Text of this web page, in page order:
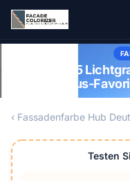
Zum Hauptinhalt springen
RAL 7035
Bauhaus-
‹ Fassadenfarbe Hub
Testen